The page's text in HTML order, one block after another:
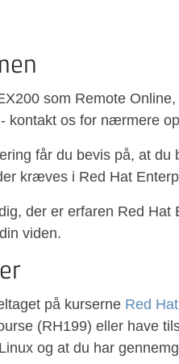
som Remote
kontakt os for nærmere
får du bevis på, at
kræves i Red Hat
der er erfaren Red
viden.
på kurserne Red
(RH199) eller have
og at du har